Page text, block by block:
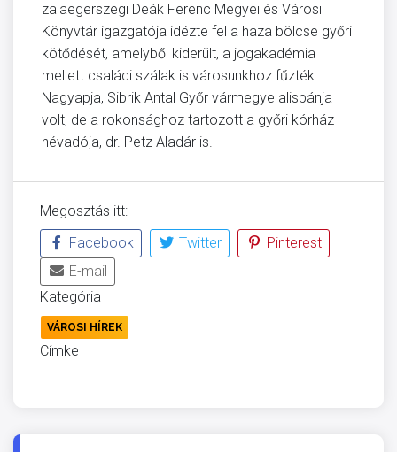
zalaegerszegi Deák Ferenc Megyei és Városi
Könyvtár igazgatója idézte fel a haza bölcse győri
kötődését, amelyből kiderült, a jogakadémia
mellett családi szálak is városunkhoz fűzték.
Nagyapja, Sibrik Antal Győr vármegye alispánja
volt, de a rokonsághoz tartozott a győri kórház
névadója, dr. Petz Aladár is.
Megosztás itt:
Facebook
Twitter
Pinterest
E-mail
Kategória
VÁROSI HÍREK
Címke
-